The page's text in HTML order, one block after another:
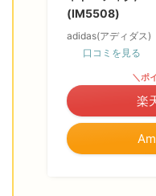
(IM5508)
adidas(アディダス)
口コミを見る
＼ポ
楽